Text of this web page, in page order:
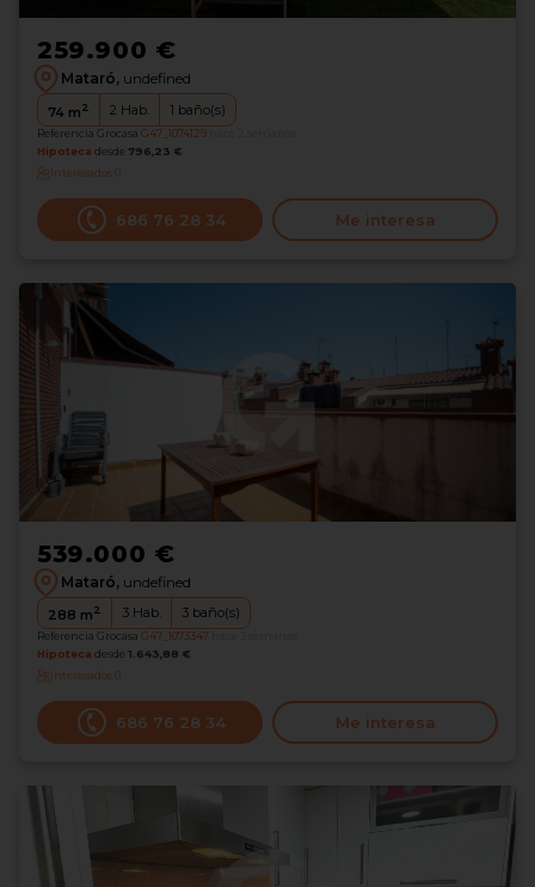
259.900 €
Mataró, undefined
74 m2 2 Hab. 1 baño(s)
Referencia Grocasa G47_1074129
Hipoteca desde 796,23 €
Interesados0
686 76 28 34 Me interesa
539.000 €
Mataró, undefined
288 m2 3 Hab. 3 baño(s)
Referencia Grocasa G47_1073347
Hipoteca desde 1.643,88 €
Interesados0
686 76 28 34 Me interesa